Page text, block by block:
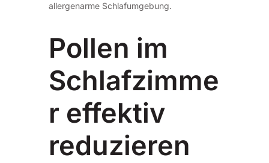
allergenarme Schlafumgebung.
Pollen im
Schlafzimme
r effektiv
reduzieren